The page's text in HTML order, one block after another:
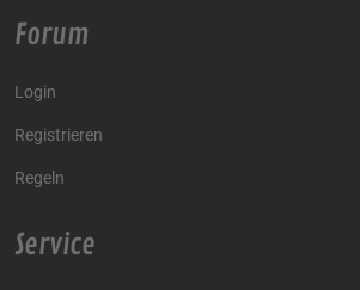
Forum
Login
Registrieren
Regeln
Service